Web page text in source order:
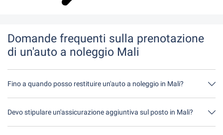
Domande frequenti sulla prenotazione
di un'auto a noleggio Mali
Fino a quando posso restituire un'auto a noleggio in Mali?
In linea di principio, potete restituire l'auto a noleggio in qualsiasi
restituiate l'auto a noleggio più tardi di quanto indicato al
Devo stipulare un'assicurazione aggiuntiva sul posto in Mali?
È meglio prenotare l'assicurazione completa senza franchigia